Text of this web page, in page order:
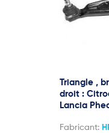
Triangle ,
droit :
Lancia
Fabricant: